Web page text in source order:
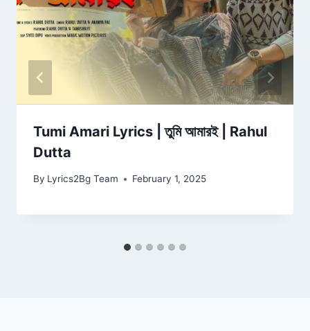
Tumi Amari Lyrics | তুমি আমারই | Rahul
Dutta
By Lyrics2Bg Team February 1, 2025